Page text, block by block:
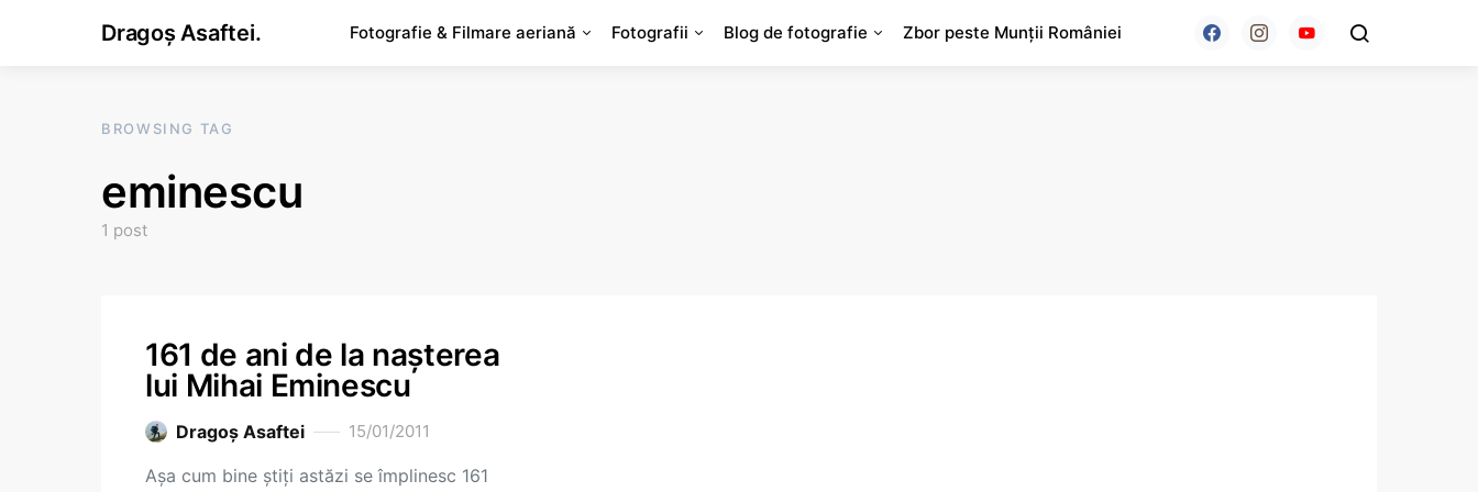
Dragoș Asaftei. Fotografie & Filmare aeriană Fotografii Blog de fotografie Zbor peste Munții României
BROWSING TAG
eminescu
1 post
161 de ani de la naşterea
lui Mihai Eminescu
Dragoş Asaftei 15/01/2011
Aşa cum bine ştiţi astăzi se împlinesc 161